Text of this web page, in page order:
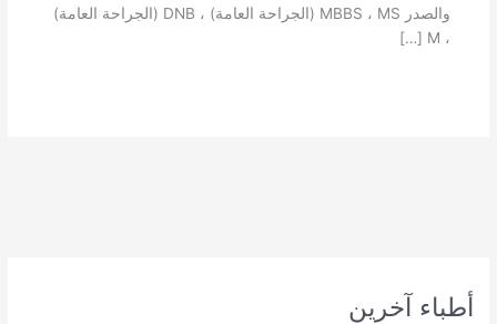
أطباء آخرين
والصدر MBBS ، MS (الجراحة العامة) ، DNB (الجراحة العامة)
، M […]